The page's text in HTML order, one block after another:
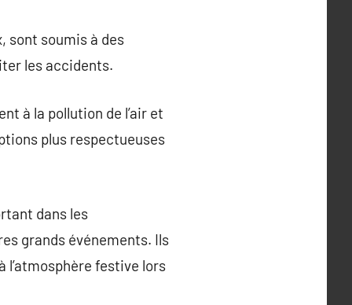
sont soumis à des
les accidents.
à la pollution de l’air et
plus respectueuses
dans les
grands événements. Ils
l’atmosphère festive lors